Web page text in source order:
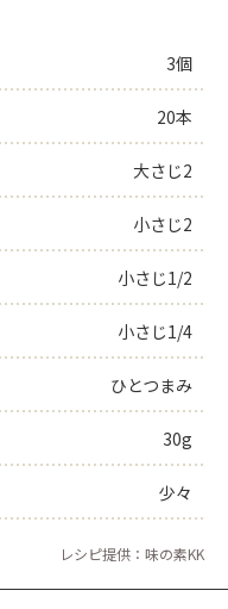
3個
20本
大さじ2
小さじ2
小さじ1/2
小さじ1/4
ひとつまみ
30g
少々
レシピ提供：味の素KK